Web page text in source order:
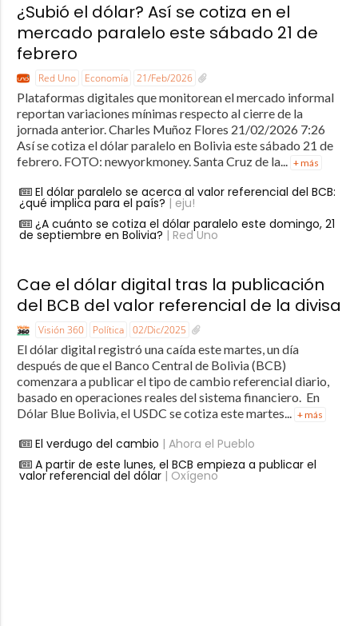
¿Subió el dólar? Así se cotiza en el
mercado paralelo este sábado 21 de
febrero
Red Uno Economía 21/Feb/2026
Plataformas digitales que monitorean el mercado informal
reportan variaciones mínimas respecto al cierre de la
jornada anterior. Charles Muñoz Flores 21/02/2026 7:26
Así se cotiza el dólar paralelo en Bolivia este sábado 21 de
febrero. FOTO: newyorkmoney. Santa Cruz de la... + más
El dólar paralelo se acerca al valor referencial del BCB:
¿qué implica para el país? | eju!
¿A cuánto se cotiza el dólar paralelo este domingo, 21
de septiembre en Bolivia? | Red Uno
Cae el dólar digital tras la publicación
del BCB del valor referencial de la divisa
Visión 360 Política 02/Dic/2025
El dólar digital registró una caída este martes, un día
después de que el Banco Central de Bolivia (BCB)
comenzara a publicar el tipo de cambio referencial diario,
basado en operaciones reales del sistema financiero. En
Dólar Blue Bolivia, el USDC se cotiza este martes... + más
El verdugo del cambio | Ahora el Pueblo
A partir de este lunes, el BCB empieza a publicar el
valor referencial del dólar| Oxígeno